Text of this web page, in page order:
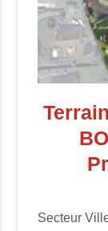
Secteur